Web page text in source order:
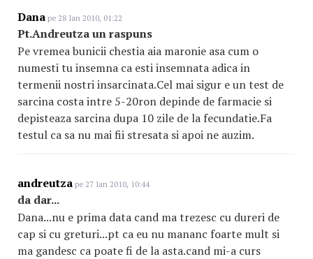
Dana pe 28 Ian 2010, 01:22
Pt.Andreutza un raspuns
Pe vremea bunicii chestia aia maronie asa cum o
numesti tu insemna ca esti insemnata adica in
termenii nostri insarcinata.Cel mai sigur e un test de
sarcina costa intre 5-20ron depinde de farmacie si
depisteaza sarcina dupa 10 zile de la fecundatie.Fa
testul ca sa nu mai fii stresata si apoi ne auzim.
andreutza pe 27 Ian 2010, 10:44
da dar...
Dana...nu e prima data cand ma trezesc cu dureri de
cap si cu greturi...pt ca eu nu mananc foarte mult si
ma gandesc ca poate fi de la asta.cand mi-a curs